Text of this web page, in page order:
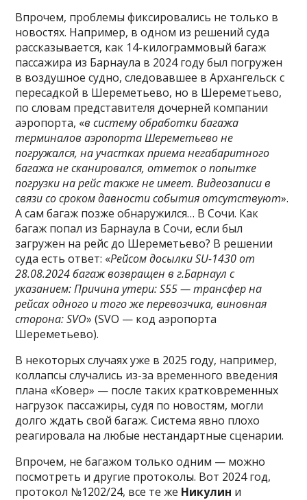
Впрочем, проблемы фиксировались не только в
новостях. Например, в одном из решений суда
рассказывается, как 14-килограммовый багаж
пассажира из Барнаула в 2024 году был погружен
в воздушное судно, следовавшее в Архангельск с
пересадкой в Шереметьево, но в Шереметьево,
по словам представителя дочерней компании
аэропорта, «в систему обработки багажа
терминалов аэропорта Шереметьево не
погружался, на участках приема негабаритного
багажа не сканировался, отметок о попытке
погрузки на рейс также не имеет. Видеозаписи в
связи со сроком давности события отсутствуют».
А сам багаж позже обнаружился… В Сочи. Как
багаж попал из Барнаула в Сочи, если был
загружен на рейс до Шереметьево? В решении
суда есть ответ: «Рейсом досылки SU-1430 от
28.08.2024 багаж возвращен в г.Барнаул с
указанием: Причина утери: S55 — трансфер на
рейсах одного и того же перевозчика, виновная
сторона: SVO» (SVO — код аэропорта
Шереметьево).
В некоторых случаях уже в 2025 году, например,
коллапсы случались из-за временного введения
плана «Ковер» — после таких кратковременных
нагрузок пассажиры, судя по новостям, могли
долго ждать свой багаж. Система явно плохо
реагировала на любые нестандартные сценарии.
Впрочем, не багажом только одним — можно
посмотреть и другие протоколы. Вот 2024 год,
протокол №1202/24, все те же Никулин и